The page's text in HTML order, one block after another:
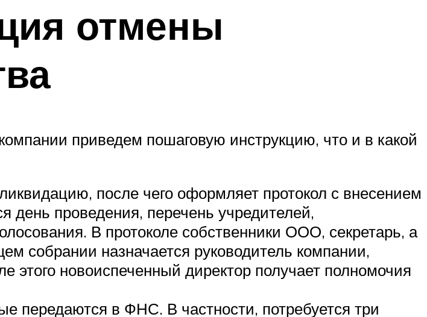
отмены
приведем пошаговую инструкцию, что и в какой
после чего оформляет протокол с внесением
день проведения, перечень учредителей,
В протоколе собственники ООО, секретарь, а
собрании назначается руководитель компании,
новоиспеченный директор получает полномочия
передаются в ФНС. В частности, потребуется три